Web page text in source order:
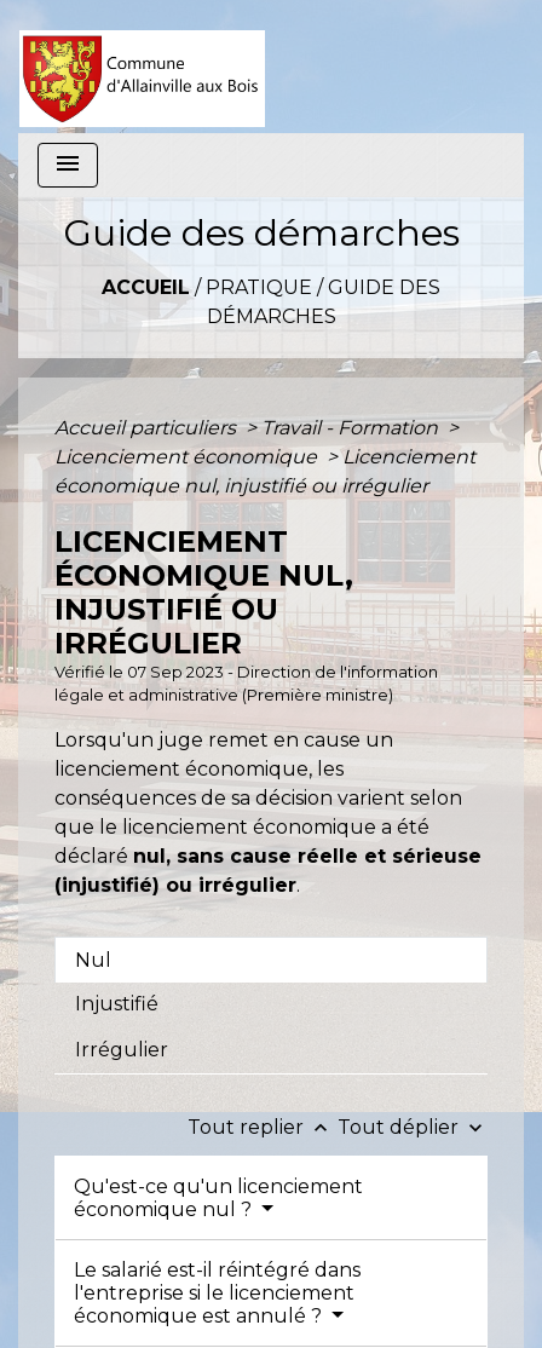
menu
Guide des démarches
ACCUEIL/ PRATIQUE /GUIDE DES
DÉMARCHES
Accueil particuliers> Travail - Formation>
Licenciement économique > Licenciement
économique nul, injustifié ou irrégulier
LICENCIEMENT
ÉCONOMIQUE NUL,
INJUSTIFIÉ OU
IRRÉGULIER
Vérifié le 07 Sep 2023 - Direction de l'information
légale et administrative (Première ministre)
Lorsqu'un juge remet en cause un
licenciement économique, les
conséquences de sa décision varient selon
que le licenciement économique a été
déclaré nul, sans cause réelle et sérieuse
(injustifié) ou irrégulier.
Nul
Injustifié
Irrégulier
Tout replier keyboard_arrow_up Tout déplier keyboard_arrow_down
Qu'est-ce qu'un licenciement
économique nul ?
Le salarié est-il réintégré dans
l'entreprise si le licenciement
économique est annulé ?